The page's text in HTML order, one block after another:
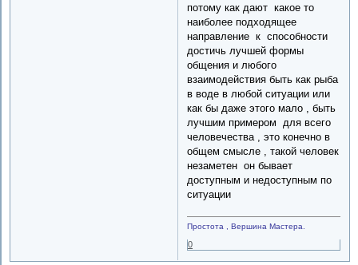
потому как дают какое то
наиболее подходящее
направление к способности
достичь лучшей формы
общения и любого
взаимодействия быть как рыба
в воде в любой ситуации или
как бы даже этого мало , быть
лучшим примером для всего
человечества , это конечно в
общем смысле , такой человек
незаметен он бывает
доступным и недоступным по
ситуации
Простота , Вершина Мастера.
0